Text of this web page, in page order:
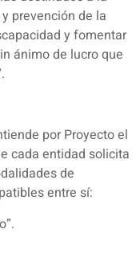
prevención de la
y fomentar
ánimo de lucro que
por Proyecto el
cada entidad solicita
de
entre sí: